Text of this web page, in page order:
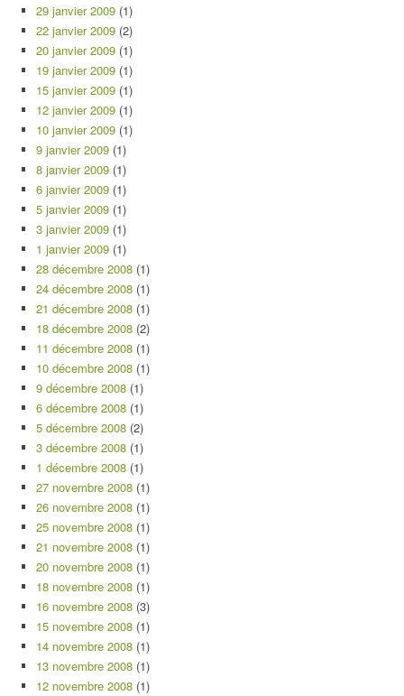
29 janvier 2009 (1)
22 janvier 2009 (2)
20 janvier 2009 (1)
19 janvier 2009 (1)
15 janvier 2009 (1)
12 janvier 2009 (1)
10 janvier 2009 (1)
9 janvier 2009 (1)
8 janvier 2009 (1)
6 janvier 2009 (1)
5 janvier 2009 (1)
3 janvier 2009 (1)
1 janvier 2009 (1)
28 décembre 2008 (1)
24 décembre 2008 (1)
21 décembre 2008 (1)
18 décembre 2008 (2)
11 décembre 2008 (1)
10 décembre 2008 (1)
9 décembre 2008 (1)
6 décembre 2008 (1)
5 décembre 2008 (2)
3 décembre 2008 (1)
1 décembre 2008 (1)
27 novembre 2008 (1)
26 novembre 2008 (1)
25 novembre 2008 (1)
21 novembre 2008 (1)
20 novembre 2008 (1)
18 novembre 2008 (1)
16 novembre 2008 (3)
15 novembre 2008 (1)
14 novembre 2008 (1)
13 novembre 2008 (1)
12 novembre 2008 (1)